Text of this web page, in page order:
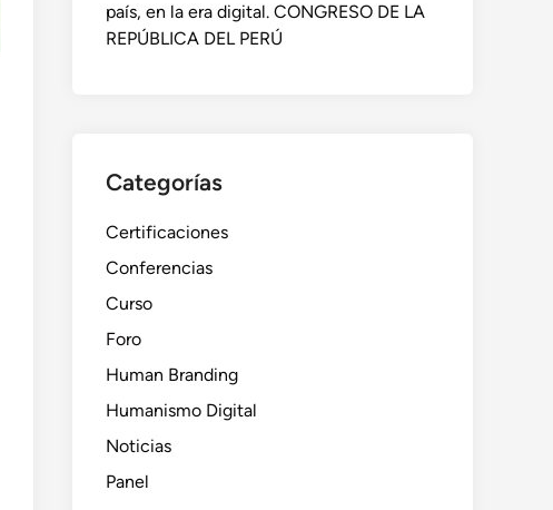
país, en la era digital. CONGRESO DE LA
REPÚBLICA DEL PERÚ
Categorías
Certificaciones
Conferencias
Curso
Foro
Human Branding
Humanismo Digital
Noticias
Panel